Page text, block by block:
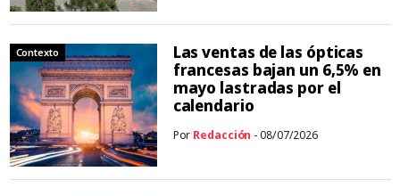
Contexto
Las ventas de las ópticas
francesas bajan un 6,5% en
mayo lastradas por el
calendario
Por Redacción - 08/07/2026